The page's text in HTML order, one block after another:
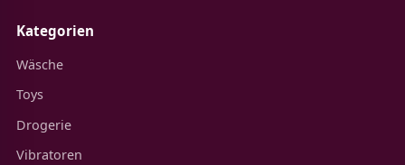
Kategorien
Wäsche
Toys
Drogerie
Vibratoren